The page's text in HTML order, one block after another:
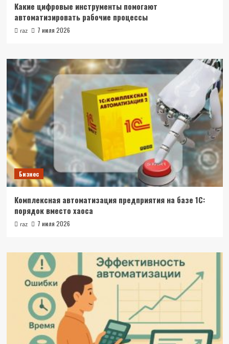
Какие цифровые инструменты помогают
автоматизировать рабочие процессы
raz 7 июля 2026
Бизнес
Комплексная автоматизация предприятия на базе 1С:
порядок вместо хаоса
raz 7 июля 2026